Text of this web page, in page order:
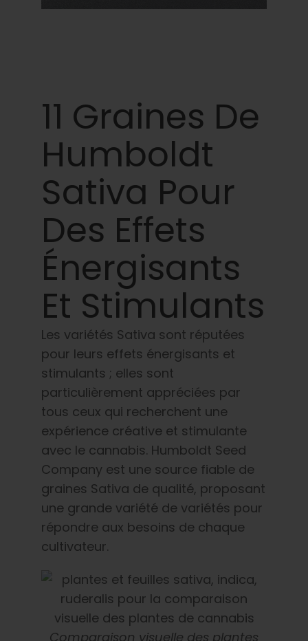
Caraïbes
Contact
Boutique
Français
Recherche
11 Graines De
Humboldt
Sativa Pour
Des Effets
Énergisants
Et Stimulants
Les variétés Sativa sont réputées
pour leurs effets énergisants et
stimulants ; elles sont
particulièrement appréciées par
tous ceux qui recherchent une
expérience créative et stimulante
avec le cannabis. Humboldt Seed
Company est une source fiable de
graines Sativa de qualité, proposant
une grande variété de variétés pour
répondre aux besoins de chaque
cultivateur.
Comparaison visuelle des plantes